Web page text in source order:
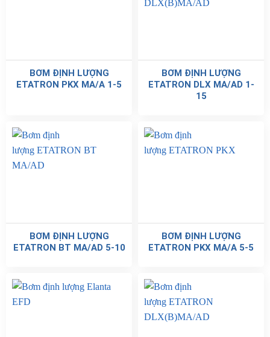
BƠM ĐỊNH LƯỢNG
ETATRON PKX MA/A 1-5
BƠM ĐỊNH LƯỢNG
ETATRON DLX MA/AD 1-
15
BƠM ĐỊNH LƯỢNG
ETATRON BT MA/AD 5-10
BƠM ĐỊNH LƯỢNG
ETATRON PKX MA/A 5-5